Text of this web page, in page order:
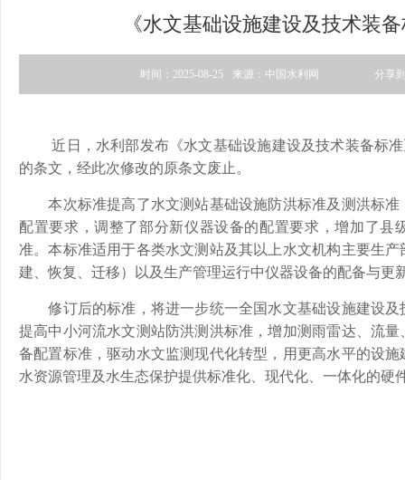
《水文基础设施建设及技术装
时间：2025-08-25 来源：中国水利网 分享
近日，水利部发布《水文基础设施建设及技术装备标
的条文，经此次修改的原条文废止。
本次标准提高了水文测站基础设施防洪标准及测洪标准
配置要求，调整了部分新仪器设备的配置要求，增加了县
准。本标准适用于各类水文测站及其以上水文机构主要生
建、恢复、迁移）以及生产管理运行中仪器设备的配备与更
修订后的标准，将进一步统一全国水文基础设施建设及
提高中小河流水文测站防洪测洪标准，增加测雨雷达、流
备配置标准，驱动水文监测现代化转型，用更高水平的设
水资源管理及水生态保护提供标准化、现代化、一体化的硬